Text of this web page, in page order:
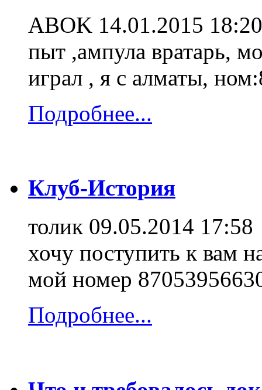
ABOK 14.01.2015 18:20
пыт ,ампула вратарь,
играл , я с алматы,
Подробнее...
Клуб-История
толик 09.05.2014 17:58
хочу поступить к вам
мой номер
Подробнее...